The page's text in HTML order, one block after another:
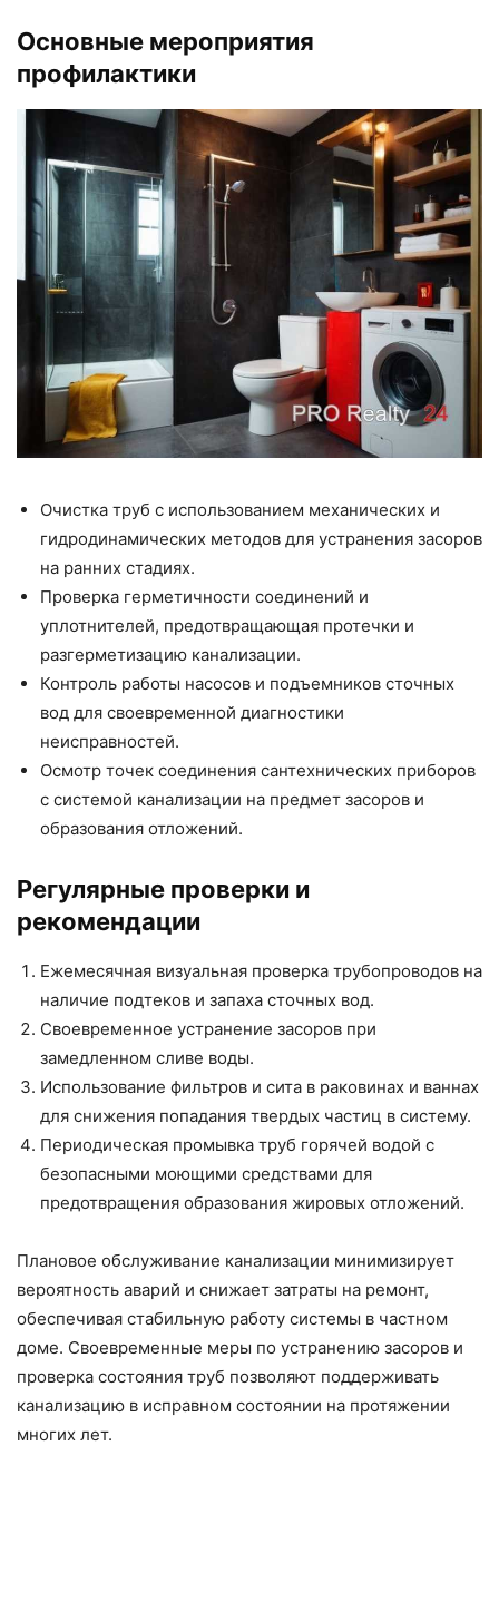
Основные мероприятия
профилактики
Очистка труб с использованием механических и
гидродинамических методов для устранения засоров
на ранних стадиях.
Проверка герметичности соединений и
уплотнителей, предотвращающая протечки и
разгерметизацию канализации.
Контроль работы насосов и подъемников сточных
вод для своевременной диагностики
неисправностей.
Осмотр точек соединения сантехнических приборов
с системой канализации на предмет засоров и
образования отложений.
Регулярные проверки и
рекомендации
Ежемесячная визуальная проверка трубопроводов на
наличие подтеков и запаха сточных вод.
Своевременное устранение засоров при
замедленном сливе воды.
Использование фильтров и сита в раковинах и ваннах
для снижения попадания твердых частиц в систему.
Периодическая промывка труб горячей водой с
безопасными моющими средствами для
предотвращения образования жировых отложений.
Плановое обслуживание канализации минимизирует
вероятность аварий и снижает затраты на ремонт,
обеспечивая стабильную работу системы в частном
доме. Своевременные меры по устранению засоров и
проверка состояния труб позволяют поддерживать
канализацию в исправном состоянии на протяжении
многих лет.